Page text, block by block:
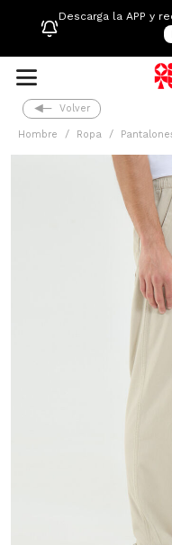
Descarga la APP y
Volver
Hombre Ropa